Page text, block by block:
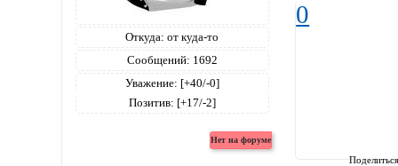
Откуда: от куда-то
Сообщений: 1692
Уважение: [+40/-0]
Позитив: [+17/-2]
0